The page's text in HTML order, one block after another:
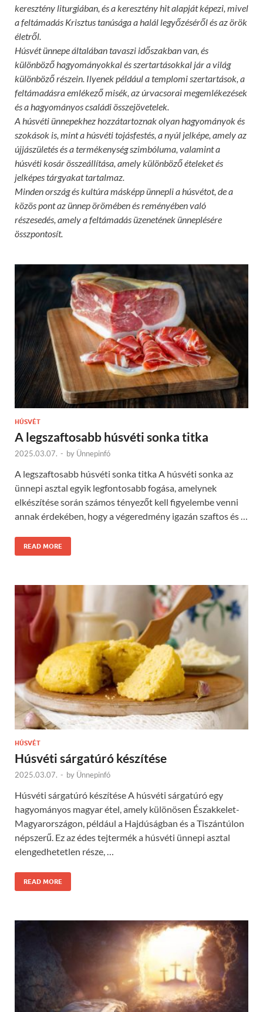
keresztény liturgiában, és a keresztény hit alapját képezi, mivel
a feltámadás Krisztus tanúsága a halál legyőzéséről és az örök
életről.
Húsvét ünnepe általában tavaszi időszakban van, és
különböző hagyományokkal és szertartásokkal jár a világ
különböző részein. Ilyenek például a templomi szertartások, a
feltámadásra emlékező misék, az úrvacsorai megemlékezések
és a hagyományos családi összejövetelek.
A húsvéti ünnepekhez hozzátartoznak olyan hagyományok és
szokások is, mint a húsvéti tojásfestés, a nyúl jelképe, amely az
újjászületés és a termékenység szimbóluma, valamint a
húsvéti kosár összeállítása, amely különböző ételeket és
jelképes tárgyakat tartalmaz.
Minden ország és kultúra másképp ünnepli a húsvétot, de a
közös pont az ünnep örömében és reményében való
részesedés, amely a feltámadás üzenetének ünneplésére
összpontosít.
HÚSVÉT
A legszaftosabb húsvéti sonka titka
2025.03.07. - by Ünnepinfó
A legszaftosabb húsvéti sonka titka A húsvéti sonka az
ünnepi asztal egyik legfontosabb fogása, amelynek
elkészítése során számos tényezőt kell figyelembe venni
annak érdekében, hogy a végeredmény igazán szaftos és …
READ MORE
HÚSVÉT
Húsvéti sárgatúró készítése
2025.03.07. - by Ünnepinfó
Húsvéti sárgatúró készítése A húsvéti sárgatúró egy
hagyományos magyar étel, amely különösen Északkelet-
Magyarországon, például a Hajdúságban és a Tiszántúlon
népszerű. Ez az édes tejtermék a húsvéti ünnepi asztal
elengedhetetlen része, …
READ MORE